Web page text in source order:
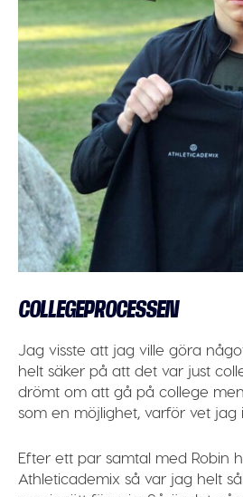
COLLEGEPROCESSEN
Jag visste att jag ville göra
helt säker på att det var just
drömt om att gå på college
som en möjlighet, varför vet jag
Efter ett par samtal med Robin
Athleticademix så var jag helt